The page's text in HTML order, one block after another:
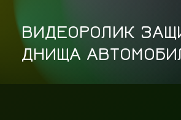
ВИДЕОРОЛИК
ДНИЩА